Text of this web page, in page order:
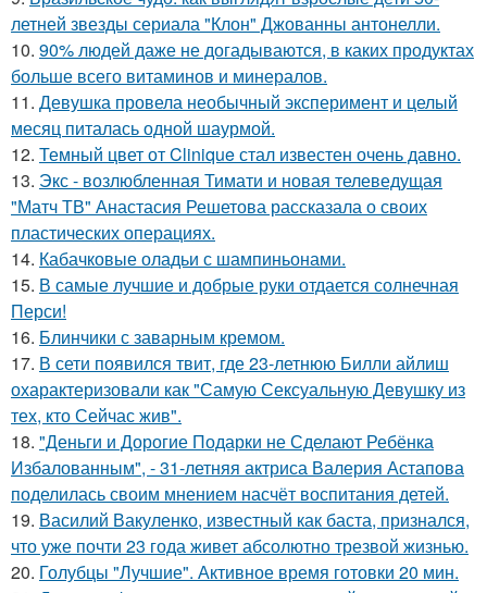
летней звезды сериала "Клон" Джованны антонелли.
10. 90% людей даже не догадываются, в каких продуктах
больше всего витаминов и минералов.
11. Девушка провела необычный эксперимент и целый
месяц питалась одной шаурмой.
12. Темный цвет от Clinique стал известен очень давно.
13. Экс - возлюбленная Тимати и новая телеведущая
"Матч ТВ" Анастасия Решетова рассказала о своих
пластических операциях.
14. Кабачковые оладьи с шампиньонами.
15. В самые лучшие и добрые руки отдается солнечная
Перси!
16. Блинчики с заварным кремом.
17. В сети появился твит, где 23-летнюю Билли айлиш
охарактеризовали как "Самую Сексуальную Девушку из
тех, кто Сейчас жив".
18. "Деньги и Дорогие Подарки не Сделают Ребёнка
Избалованным", - 31-летняя актриса Валерия Астапова
поделилась своим мнением насчёт воспитания детей.
19. Василий Вакуленко, известный как баста, признался,
что уже почти 23 года живет абсолютно трезвой жизнью.
20. Голубцы "Лучшие". Активное время готовки 20 мин.